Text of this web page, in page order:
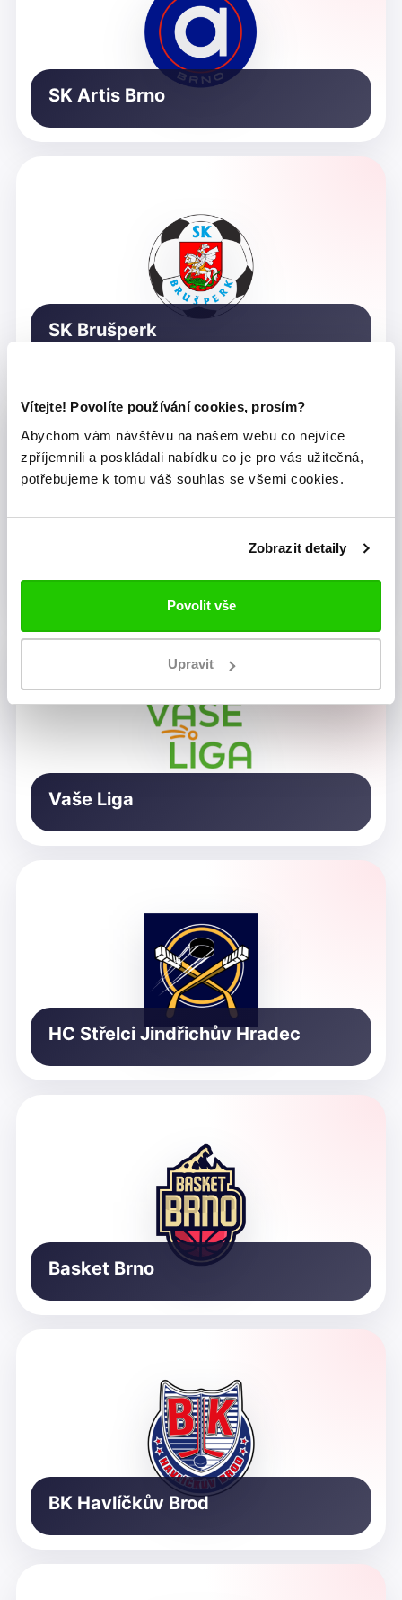
Vítejte! Povolíte používání cookies, prosím?
Abychom vám návštěvu na našem webu co nejvíce
zpříjemnili a poskládali nabídku co je pro vás užitečná,
potřebujeme k tomu váš souhlas se všemi cookies.
Zobrazit detaily
Povolit vše
Upravit
SK Artis Brno
SK Brušperk
Vaše Liga
HC Střelci Jindřichův Hradec
Basket Brno
BK Havlíčkův Brod